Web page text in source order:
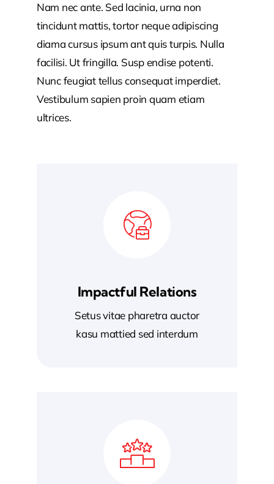
Nam nec ante. Sed lacinia, urna non
tincidunt mattis, tortor neque adipiscing
diama cursus ipsum ant quis turpis. Nulla
facilisi. Ut fringilla. Susp endise potenti.
Nunc feugiat tellus consequat imperdiet.
Vestibulum sapien proin quam etiam
ultrices.
Impactful Relations
Setus vitae pharetra auctor
kasu mattied sed interdum